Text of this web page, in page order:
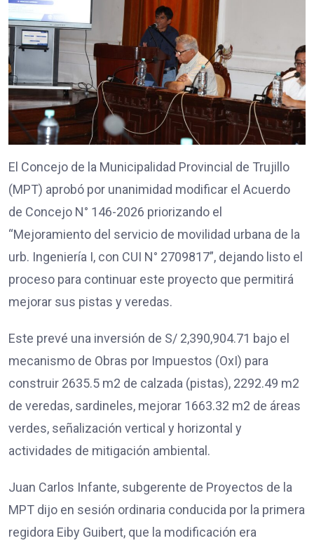
El Concejo de la Municipalidad Provincial de Trujillo
(MPT) aprobó por unanimidad modificar el Acuerdo
de Concejo N° 146-2026 priorizando el
“Mejoramiento del servicio de movilidad urbana de la
urb. Ingeniería I, con CUI N° 2709817”, dejando listo el
proceso para continuar este proyecto que permitirá
mejorar sus pistas y veredas.
Este prevé una inversión de S/ 2,390,904.71 bajo el
mecanismo de Obras por Impuestos (OxI) para
construir 2635.5 m2 de calzada (pistas), 2292.49 m2
de veredas, sardineles, mejorar 1663.32 m2 de áreas
verdes, señalización vertical y horizontal y
actividades de mitigación ambiental.
Juan Carlos Infante, subgerente de Proyectos de la
MPT dijo en sesión ordinaria conducida por la primera
regidora Eiby Guibert, que la modificación era